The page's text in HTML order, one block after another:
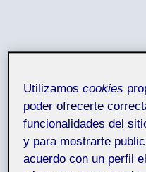
Utilizamoscookies
poder ofrecerte
funcionalidades del
y para mostrarte
acuerdo con un perfil